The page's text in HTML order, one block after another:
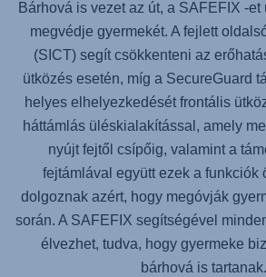
Bárhová is vezet az út, a SAFEFIX -et
megvédje gyermekét. A fejlett
(SICT) segít csökkenteni az
ütközés esetén, míg a SecureGuard
helyes elhelyezkedését frontális
háttámlás üléskialakítással, amely
nyújt fejtől csípőig, valamint a
fejtámlával együtt ezek a funkciók
dolgoznak azért, hogy megóvják
során. A SAFEFIX segítségével
élvezhet, tudva, hogy gyermeke
bárhová is tartanak.